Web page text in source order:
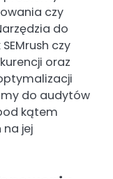
czy
do
czy
oraz
do audytów
kątem
na jej